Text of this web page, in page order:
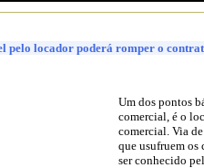
pelo locador poderá romper o
Um dos pontos
comercial, é o
comercial. Via
que usufruem os
ser conhecido